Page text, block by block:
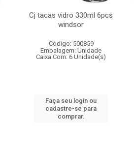
Cj tacas vidro 330ml 6pcs
windsor
Código: 500859
Embalagem: Unidade
Caixa Com: 6 Unidade(s)
Faça seu login ou
cadastre-se para
comprar.